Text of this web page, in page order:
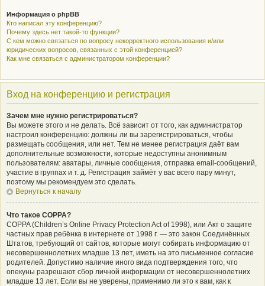
Информация о phpBB
Кто написал эту конференцию?
Почему здесь нет такой-то функции?
С кем можно связаться по вопросу некорректного использования и/или
юридических вопросов, связанных с этой конференцией?
Как мне связаться с администратором конференции?
Вход на конференцию и регистрация
Зачем мне нужно регистрироваться?
Вы можете этого и не делать. Всё зависит от того, как администратор
настроил конференцию: должны ли вы зарегистрироваться, чтобы
размещать сообщения, или нет. Тем не менее регистрация даёт вам
дополнительные возможности, которые недоступны анонимным
пользователям: аватары, личные сообщения, отправка email-сообщений,
участие в группах и т. д. Регистрация займёт у вас всего пару минут,
поэтому мы рекомендуем это сделать.
Вернуться к началу
Что такое COPPA?
COPPA (Children’s Online Privacy Protection Act of 1998), или Акт о защите
частных прав ребёнка в интернете от 1998 г. — это закон Соединённых
Штатов, требующий от сайтов, которые могут собирать информацию от
несовершеннолетних младше 13 лет, иметь на это письменное согласие
родителей. Допустимо наличие иного вида подтверждения того, что
опекуны разрешают сбор личной информации от несовершеннолетних
младше 13 лет. Если вы не уверены, применимо ли это к вам, как к